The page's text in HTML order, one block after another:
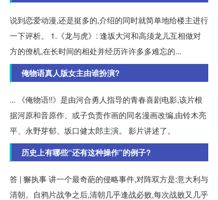
说到恋爱动漫,还是挺多的,介绍的同时就简单地给楼主进行
一下评析。 1.《龙与虎》: 逢坂大河和高须龙儿互相做对
方的僚机,在长时间的相处并经历许许多多难忘的...
俺物语真人版女主由谁扮演?
... 《俺物语!!》是由河合勇人指导的青春喜剧电影,该片根
据河原和音原作、或子负责作画的同名漫画改编,由铃木亮
平、永野芽郁、坂口健太郎主演。 影片讲述了。
历史上有哪些“还有这种操作”的例子?
答 | 獬执事 讲一个最奇葩的侵略事件,对阵双方是:意大利与
清朝。自鸦片战争之后,清朝几乎逢战必败,每次战败又几乎